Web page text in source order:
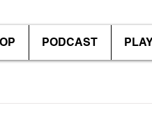
PODCAST